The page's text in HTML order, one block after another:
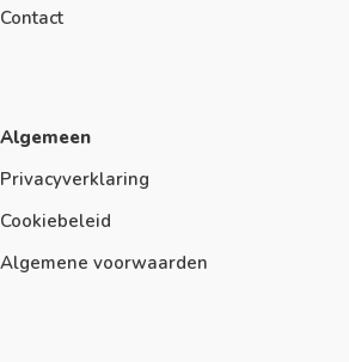
Contact
Algemeen
Privacyverklaring
Cookiebeleid
Algemene voorwaarden